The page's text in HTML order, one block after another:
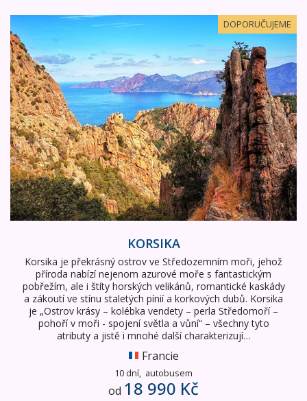
DOPORUČUJEME
Korsika
KORSIKA
Korsika je překrásný ostrov ve Středozemním moři, jehož
příroda nabízí nejenom azurové moře s fantastickým
pobřežím, ale i štíty horských velikánů, romantické kaskády
a zákoutí ve stínu staletých pínií a korkových dubů. Korsika
je „Ostrov krásy – kolébka vendety – perla Středomoří –
pohoří v moři - spojení světla a vůní“ – všechny tyto
atributy a jistě i mnohé další charakterizují…
Francie
10 dní, autobusem
od 18 990 Kč